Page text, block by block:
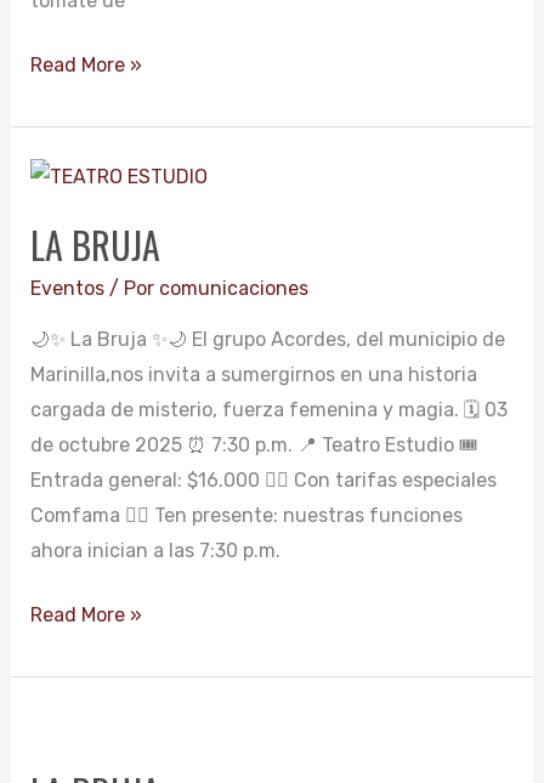
Read More »
LA BRUJA
Eventos/ Por comunicaciones
🌙✨ La Bruja ✨🌙 El grupo Acordes, del municipio de
Marinilla,nos invita a sumergirnos en una historia
cargada de misterio, fuerza femenina y magia. 🗓️ 03
de octubre 2025 ⏰ 7:30 p.m. 📍 Teatro Estudio 🎟️
Entrada general: $16.000 👉🏻 Con tarifas especiales
Comfama 👉🏻 Ten presente: nuestras funciones
ahora inician a las 7:30 p.m.
LA
Read More »